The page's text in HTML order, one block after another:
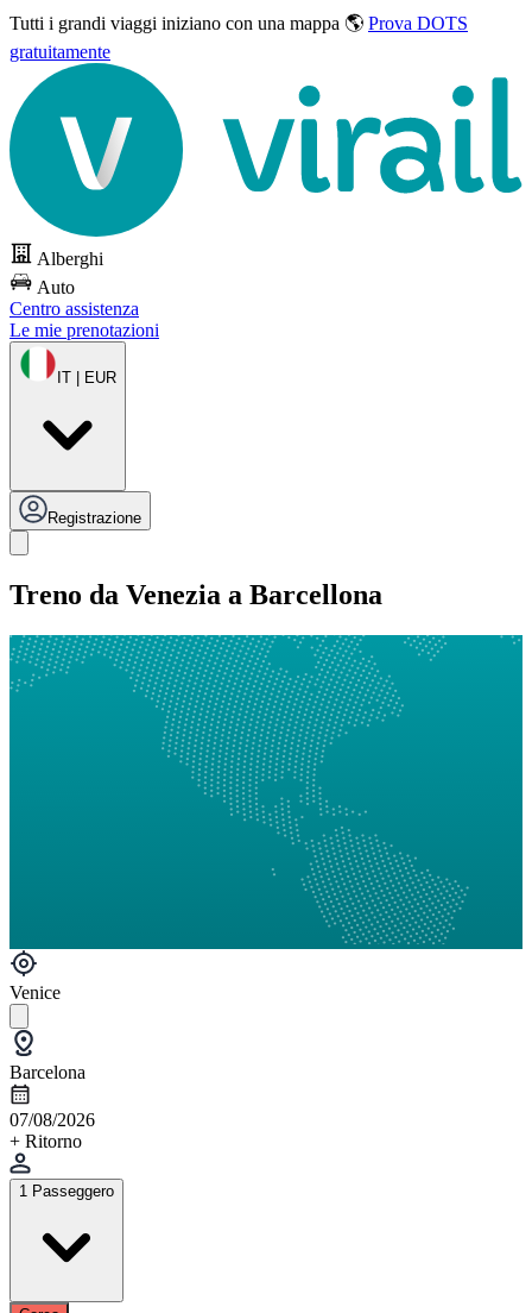
Tutti i grandi viaggi iniziano con una mappa 🌎 Prova DOTS
gratuitamente
Alberghi
Auto
Centro assistenza
Le mie prenotazioni
IT | EUR
Registrazione
Treno da Venezia a Barcellona
Venice
Barcelona
07/08/2026
+ Ritorno
1 Passeggero